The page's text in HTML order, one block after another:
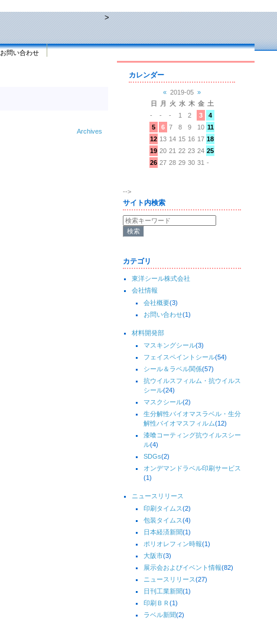
>
お問い合わせ
Archives
カレンダー
« 2019-05 »
日
月 火 水 木 金 土
-
- - 1 2 3
4
5
6 7 8 9 10 11
12 13 14 15 16 17 18
19 20 21 22 23 24 25
26 27 28 29 30 31 -
-->
サイト内検索
カテゴリ
東洋シール株式会社
会社情報
会社概要(3)
お問い合わせ(1)
材料開発部
マスキングシール(3)
フェイスペイントシール(54)
シール＆ラベル関係(57)
抗ウイルスフィルム・抗ウイルス
シール(24)
マスクシール(2)
生分解性バイオマスラベル・生分
解性バイオマスフィルム(12)
漆喰コーティング抗ウイルスシー
ル(4)
SDGs(2)
オンデマンドラベル印刷サービス
(1)
ニュースリリース
印刷タイムス(2)
包装タイムス(4)
日本経済新聞(1)
ポリオレフィン時報(1)
大阪市(3)
展示会およびイベント情報(82)
ニュースリリース(27)
日刊工業新聞(1)
印刷ＢＲ (1)
ラベル新聞(2)